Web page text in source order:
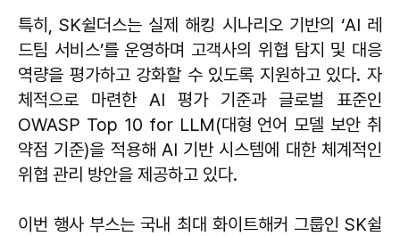
특히, SK쉴더스는 실제 해킹 시나리오 기반의 ‘AI 레
드팀 서비스’를 운영하며 고객사의 위협 탐지 및 대응
역량을 평가하고 강화할 수 있도록 지원하고 있다. 자
체적으로 마련한 AI 평가 기준과 글로벌 표준인
OWASP Top 10 for LLM(대형 언어 모델 보안 취
약점 기준)을 적용해 AI 기반 시스템에 대한 체계적인
위협 관리 방안을 제공하고 있다.
이번 행사 부스는 국내 최대 화이트해커 그룹인 SK쉴